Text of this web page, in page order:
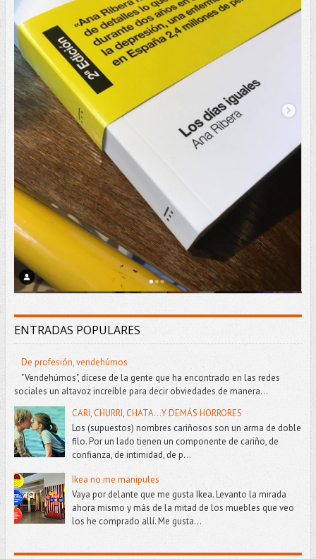
ENTRADAS POPULARES
De profesión, vendehúmos
"Vendehúmos", dícese de la gente que ha encontrado en las redes
sociales un altavoz increíble para decir obviedades de manera...
CARI, CHURRI, CHATA...Y DEMÁS HORRORES
Los (supuestos) nombres cariñosos son un arma de doble
filo. Por un lado tienen un componente de cariño, de
confianza, de intimidad, de p...
Ikea no me manipules
Vaya por delante que me gusta Ikea. Levanto la mirada
ahora mismo y más de la mitad de los muebles que veo
los he comprado allí. Me gusta...